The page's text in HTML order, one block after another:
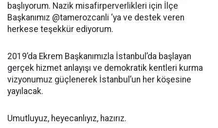
başlıyorum. Nazik misafirperverlikleri için İlçe
Başkanımız @tamerozcanli ‘ya ve destek veren
herkese teşekkür ediyorum.
2019’da Ekrem Başkanımızla İstanbul’da başlayan
gerçek hizmet anlayışı ve demokratik kentleri kurma
vizyonumuz güçlenerek İstanbul’un her köşesine
yayılacak.
Umutluyuz, heyecanlıyız, hazırız.